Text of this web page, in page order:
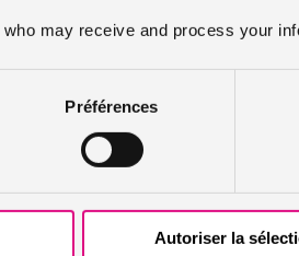
who may receive and process your
Préférences
Autoriser la